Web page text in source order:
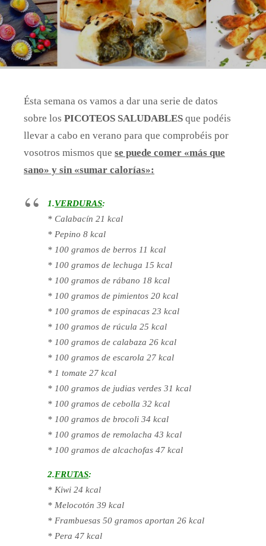
Ésta semana os vamos a dar una serie de datos
sobre los PICOTEOS SALUDABLES que podéis
llevar a cabo en verano para que comprobéis por
vosotros mismos que se puede comer «más que
sano» y sin «sumar calorías»:
1.VERDURAS:
* Calabacín 21 kcal
* Pepino 8 kcal
* 100 gramos de berros 11 kcal
* 100 gramos de lechuga 15 kcal
* 100 gramos de rábano 18 kcal
* 100 gramos de pimientos 20 kcal
* 100 gramos de espinacas 23 kcal
* 100 gramos de rúcula 25 kcal
* 100 gramos de calabaza 26 kcal
* 100 gramos de escarola 27 kcal
* 1 tomate 27 kcal
* 100 gramos de judias verdes 31 kcal
* 100 gramos de cebolla 32 kcal
* 100 gramos de brocoli 34 kcal
* 100 gramos de remolacha 43 kcal
* 100 gramos de alcachofas 47 kcal
2.FRUTAS:
* Kiwi 24 kcal
* Melocotón 39 kcal
* Frambuesas 50 gramos aportan 26 kcal
* Pera 47 kcal